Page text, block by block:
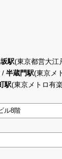
駅(東京都営大江
/ 半蔵門駅(東京メ
駅(東京メトロ有
ル8階